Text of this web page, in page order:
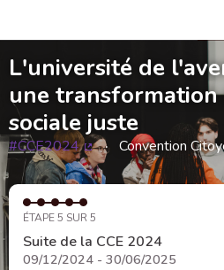
L'université de
une
sociale juste
#CCE2024
(Lien externe)
Convention
ÉTAPE 5 SUR 5
Suite de la CCE 2024
09/12/2024 - 30/06/2025